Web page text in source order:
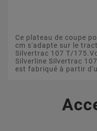
Ce plateau de coupe
cm s'adapte sur le
Silvertrac 107 T/
Silverline Silvertrac
est fabriqué à partir